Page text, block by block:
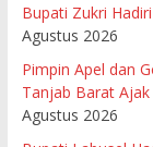
Bupati Zukri
Agustus 2026
Pimpin Apel dan
Tanjab Barat
Agustus 2026